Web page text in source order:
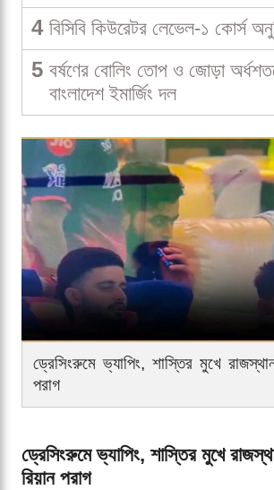
4 বিসিবি কিউরেটর লেভেল-১ কোর্স
5 বর্ষণের বোলিং তোপ ও জোড়া
বাংলাদেশ ইমার্জিং দল
ড্রেসিংরুমে ভ্যাপিং, শাস্তির মুখে
পরাগ
ড্রেসিংরুমে ভ্যাপিং, শাস্তির মুখে
রিয়ান পরাগ